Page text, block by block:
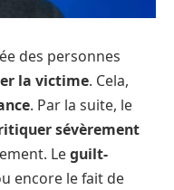
des personnes
la victime. Cela,
. Par la suite, le
sévèrement
Leguilt-
encore le fait de